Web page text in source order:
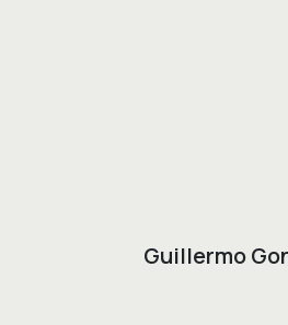
Guillermo